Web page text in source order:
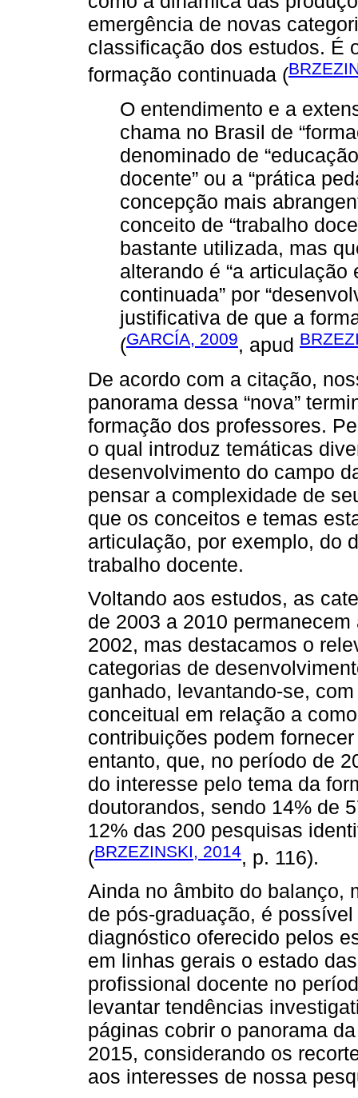
emergência de novas
classificação dos estudos. É
formação continuada (
O entendimento e a
chama no Brasil de
denominado de
docente” ou a “prática
concepção mais
conceito de “trabalho
bastante utilizada, mas
alterando é “a
continuada” por
justificativa de que a
(GARCÍA, 2009, apud
De acordo com a citação,
panorama dessa “nova”
formação dos professores.
o qual introduz temáticas
desenvolvimento do campo
pensar a complexidade de
que os conceitos e temas
articulação, por exemplo, do
trabalho docente.
Voltando aos estudos, as
de 2003 a 2010
2002, mas destacamos o
categorias de
ganhado, levantando-se,
conceitual em relação a
contribuições podem
entanto, que, no período de
do interesse pelo tema da
doutorandos, sendo 14% de
12% das 200 pesquisas
(BRZEZINSKI, 2014, p. 116).
Ainda no âmbito do balanço,
de pós-graduação, é
diagnóstico oferecido pelos
em linhas gerais o estado
profissional docente no
levantar tendências
páginas cobrir o panorama
2015, considerando os
aos interesses de nossa